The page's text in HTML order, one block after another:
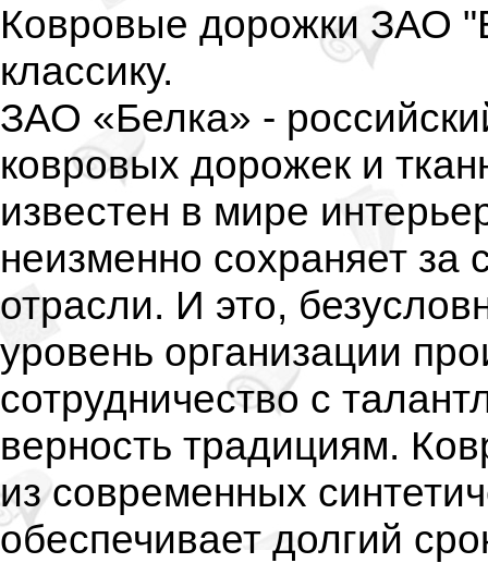
Ковровые дорожки ЗАО
классику.
ЗАО «Белка» -
ковровых дорожек и
известен в мире
неизменно сохраняет за
отрасли. И это,
уровень организации
сотрудничество с
верность традициям.
из современных
обеспечивает долгий